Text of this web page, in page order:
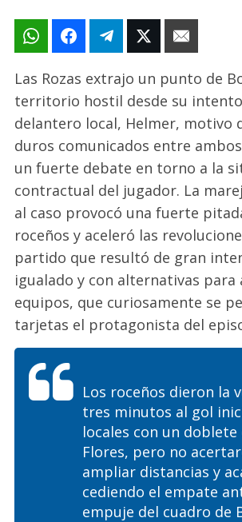
Las Rozas extrajo un punto de
territorio hostil desde su
delantero local, Helmer, motivo
duros comunicados entre
un fuerte debate en torno a la
contractual del jugador. La
al caso provocó una fuerte
roceños y aceleró las
partido que resultó de gran
igualado y con alternativas para
equipos, que curiosamente se
tarjetas el protagonista del
Los roceños dieron la
tres minutos al gol
locales con un doblete
Flores, pero no
ampliar distancias y
cediendo el empate
empuje del cuadro de